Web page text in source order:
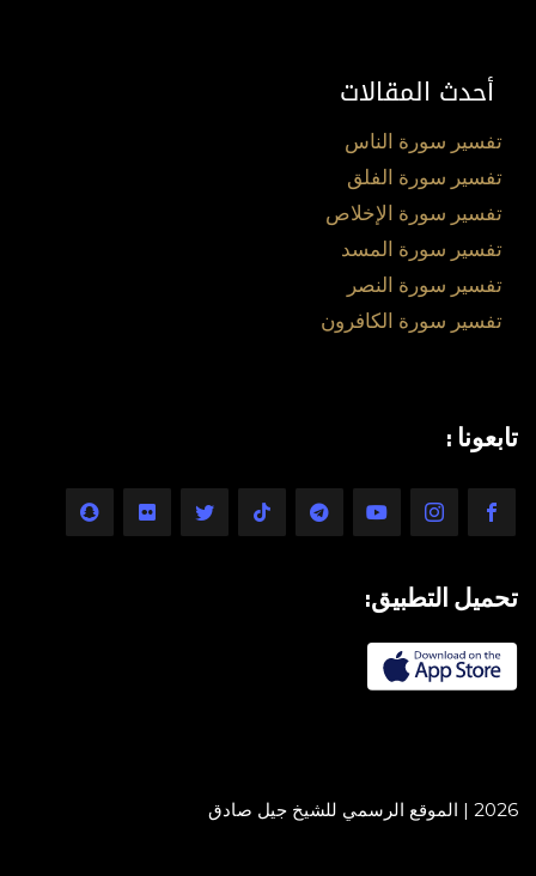
أحدث المقالات
تفسير سورة الناس
تفسير سورة الفلق
تفسير سورة الإخلاص
تفسير سورة المسد
تفسير سورة النصر
تفسير سورة الكافرون
تابعونا :
تحميل التطبيق:
2026 | الموقع الرسمي للشيخ جيل صادق